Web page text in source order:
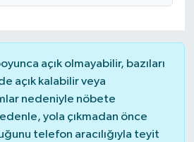
açık olmayabilir, bazıları
açık kalabilir veya
nedeniyle nöbete
yola çıkmadan önce
telefon aracılığıyla teyit